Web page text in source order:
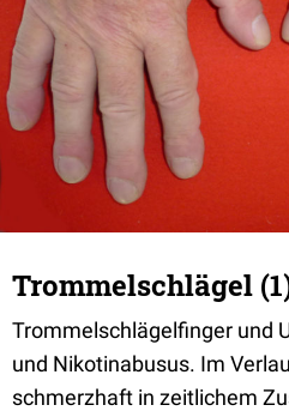
Trommelschlägel
Trommelschlägelfinger und
und Nikotinabusus. Im
schmerzhaft in zeitlichem